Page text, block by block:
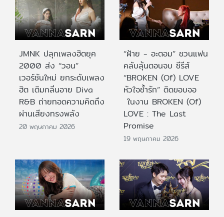
JMNK ปลุกเพลงฮิตยุค
2000 ส่ง “วอน”
เวอร์ชันใหม่ ยกระดับเพลง
ฮิต เติมกลิ่นอาย Diva
R&B ถ่ายทอดความคิดถึง
ผ่านเสียงทรงพลัง
20 พฤษภาคม 2026
“ฝ้าย - อะตอม” ชวนแฟน
คลับลุ้นตอนจบ ซีรีส์
“BROKEN (Of) LOVE
หัวใจช้ำรัก” ติดขอบจอ
ในงาน BROKEN (Of)
LOVE : The Last
Promise
19 พฤษภาคม 2026